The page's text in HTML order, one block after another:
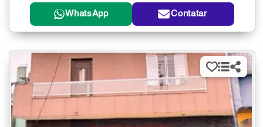
WhatsApp Contatar